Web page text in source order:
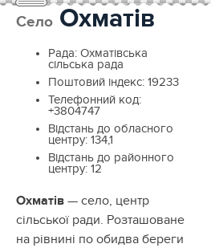
Село Охматів
Рада: Охматівська
сільська рада
Поштовий індекс: 19233
Телефонний код:
+3804747
Відстань до обласного
центру: 134,1
Відстань до районного
центру: 12
Охматів — село, центр
сільської ради. Розташоване
на рівнині по обидва береги